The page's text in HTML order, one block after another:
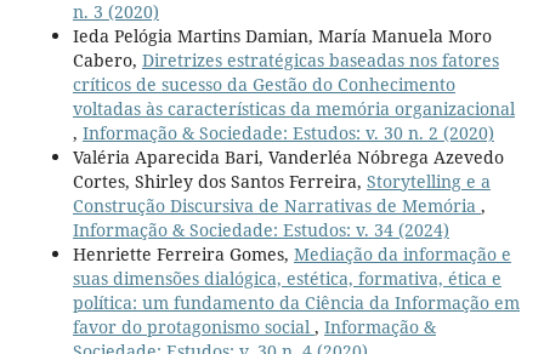
n. 3 (2020)
Ieda Pelógia Martins Damian, María Manuela Moro
Cabero, Diretrizes estratégicas baseadas nos fatores
críticos de sucesso da Gestão do Conhecimento
voltadas às características da memória organizacional
, Informação & Sociedade: Estudos: v. 30 n. 2 (2020)
Valéria Aparecida Bari, Vanderléa Nóbrega Azevedo
Cortes, Shirley dos Santos Ferreira, Storytelling e a
Construção Discursiva de Narrativas de Memória ,
Informação & Sociedade: Estudos: v. 34 (2024)
Henriette Ferreira Gomes, Mediação da informação e
suas dimensões dialógica, estética, formativa, ética e
política: um fundamento da Ciência da Informação em
favor do protagonismo social , Informação &